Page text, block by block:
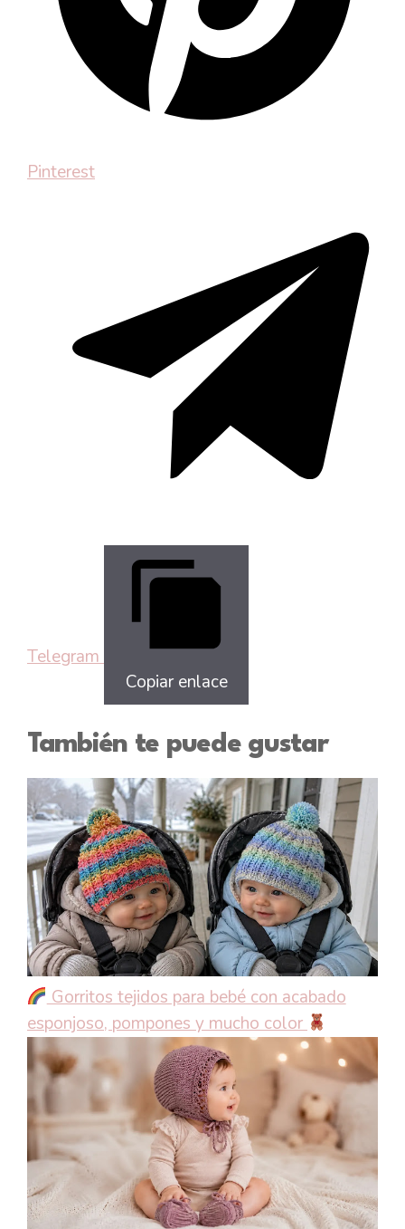
Pinterest
Telegram
Copiar enlace
También te puede gustar
Gorritos tejidos para bebé con acabado
esponjoso, pompones y mucho color